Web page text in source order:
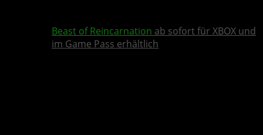
Beast of Reincarnation ab sofort für XBOX und
im Game Pass erhältlich